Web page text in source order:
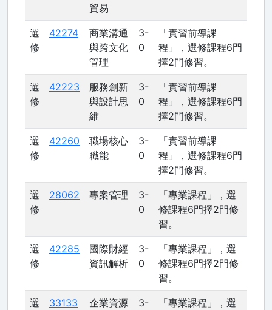
貿易
選
修
42274
商業溝通
與跨文化
管理
3-
0
「實習前導課
程」，選修課程6門
擇2門修習。
選
修
42223
服務創新
與設計思
維
3-
0
「實習前導課
程」，選修課程6門
擇2門修習。
選
修
42260
職場核心
職能
3-
0
「實習前導課
程」，選修課程6門
擇2門修習。
選
修
28062 專案管理
3-
0
「專業課程」，選
修課程6門擇2門修
習。
選
修
42285
國際財經
資訊解析
3-
0
「專業課程」，選
修課程6門擇2門修
習。
選 33133 企業資源 3- 「專業課程」，選